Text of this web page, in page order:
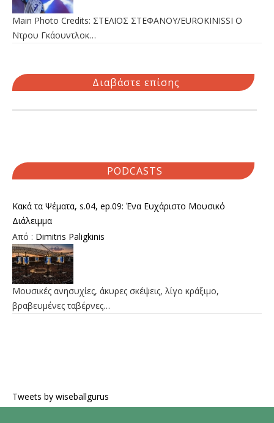
Main Photo Credits: ΣΤΕΛΙΟΣ ΣΤΕΦΑΝΟΥ/EUROKINISSI Ο
Ντρου Γκάουντλοκ…
Διαβάστε επίσης
PODCASTS
Κακά τα Ψέματα, s.04, ep.09: Ένα Ευχάριστο Μουσικό
Διάλειμμα
Από : Dimitris Paligkinis
Μουσικές ανησυχίες, άκυρες σκέψεις, λίγο κράξιμο,
βραβευμένες ταβέρνες…
Tweets by wiseballgurus